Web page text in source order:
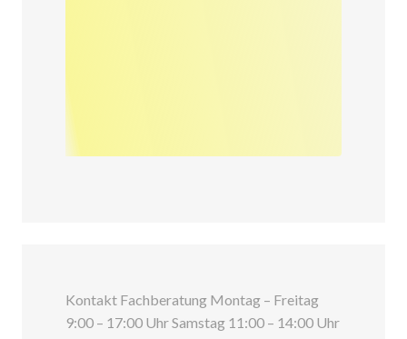
Kontakt Fachberatung Montag – Freitag
9:00 – 17:00 Uhr Samstag 11:00 – 14:00 Uhr